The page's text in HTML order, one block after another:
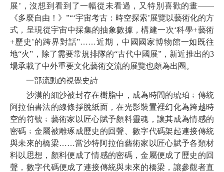
展’，沒想到看到了一幅從未看過，又特別喜歡的畫——
《多麼自由！》”“‘宇宙考古：時空探索’展覽以藝術化的方
式，呈現從宇宙中採集的抽象數據，構建一次‘科學+藝術
+歷史’的跨界對話”……近期，中國國家博物館一如既往
地“火”，除了需要常規排隊的“古代中國展”，新近推出的3
場承載了中外重要文化藝術交流的展覽也頗為出圈。
一部流動的視覺史詩
沙漠的細沙被封存在樹脂中，成為時間的琥珀﹔傳統
阿拉伯書法的線條掙脫紙面，在光影裝置裡幻化為跨越時
空的符號﹔藝術家以匠心賦予顏料靈魂，讓其成為情感的
密碼﹔金屬被雕琢成歷史的回聲、數字代碼架起連接傳統
與未來的橋梁……當沙特阿拉伯藝術家以匠心賦予各類材
料以思想，顏料便成了情感的密碼，金屬便成了歷史的回
聲，數字代碼便成了連接傳統與未來的橋梁，讓參觀者直